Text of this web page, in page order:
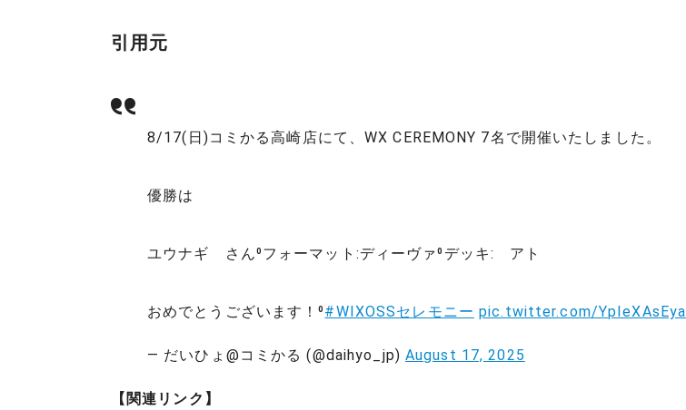
引用元
8/17(日)コミかる高崎店にて、WX CEREMONY 7名で開催いたしました。
優勝は
ユウナギ さん⁰フォーマット:ディーヴァ⁰デッキ: アト
おめでとうございます！⁰#WIXOSSセレモニー pic.twitter.com/YpIeXAsEya
— だいひょ@コミかる (@daihyo_jp) August 17, 2025
【関連リンク】